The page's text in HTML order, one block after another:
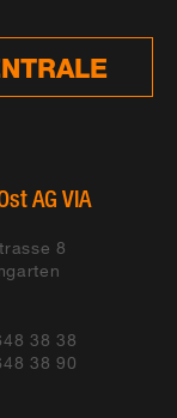
AG VIA
8
38 38
38 90